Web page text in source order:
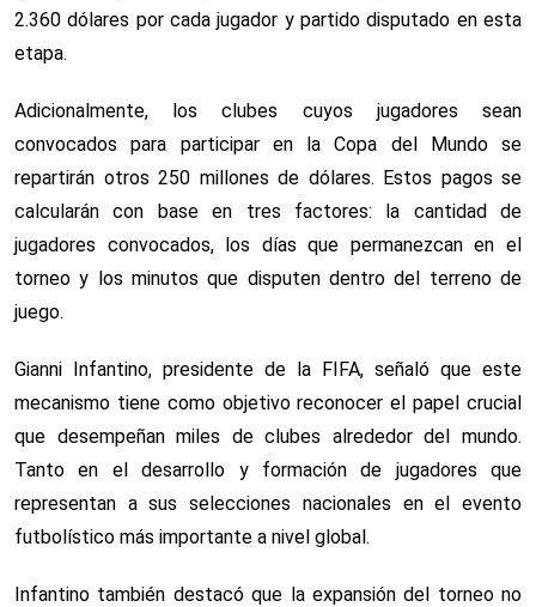
2.360 dólares por cada jugador y partido disputado en esta
etapa.
Adicionalmente, los clubes cuyos jugadores sean
convocados para participar en la Copa del Mundo se
repartirán otros 250 millones de dólares. Estos pagos se
calcularán con base en tres factores: la cantidad de
jugadores convocados, los días que permanezcan en el
torneo y los minutos que disputen dentro del terreno de
juego.
Gianni Infantino, presidente de la FIFA, señaló que este
mecanismo tiene como objetivo reconocer el papel crucial
que desempeñan miles de clubes alrededor del mundo.
Tanto en el desarrollo y formación de jugadores que
representan a sus selecciones nacionales en el evento
futbolístico más importante a nivel global.
Infantino también destacó que la expansión del torneo no